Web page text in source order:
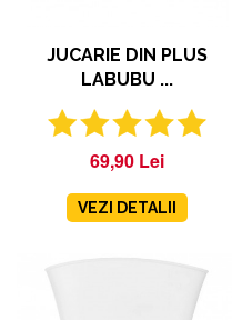
JUCARIE DIN PLUS
LABUBU ...
69,90 Lei
VEZI DETALII